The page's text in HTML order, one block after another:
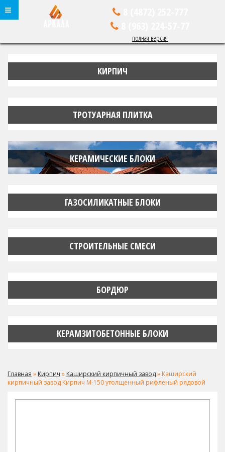
полная версия
КИРПИЧ
ТРОТУАРНАЯ ПЛИТКА
КЕРАМИЧЕСКИЕ БЛОКИ
ГАЗОСИЛИКАТНЫЕ БЛОКИ
СТРОИТЕЛЬНЫЕ СМЕСИ
БОРДЮР
КЕРАМЗИТОБЕТОННЫЕ БЛОКИ
Главная » Кирпич » Каширский кирпичный завод» Каширский
кирпичный завод Кирпич M-150 утолщенный рифленый рядовой